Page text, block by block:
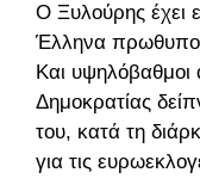
Ο Ξυλούρης έχει
Έλληνα
Και υψηλόβαθμοι
Δημοκρατίας
του, κατά τη
για τις